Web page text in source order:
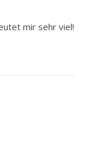
mir sehr viel!